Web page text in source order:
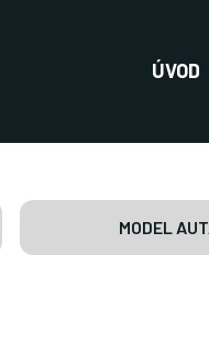
ÚVOD
MODEL